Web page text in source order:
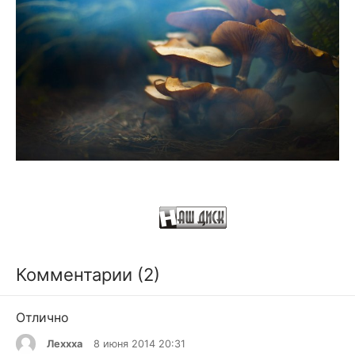
Комментарии (2)
Отлично
Леххха 8 июня 2014 20:31